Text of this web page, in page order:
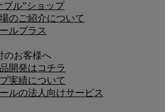
ブル”ショップ
のご紹介について
ルプラス
のお客様へ
開発はコチラ
実績について
ルの法人向けサービス